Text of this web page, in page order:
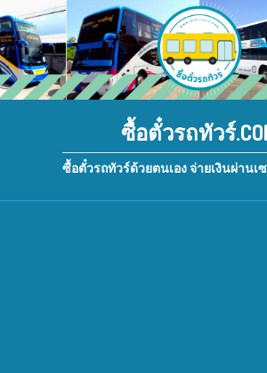
ซื้อตั๋วรถทัวร์
ซื้อตั๋วรถทัวร์ด้วยตนเอง จ่ายเงินผ่านเ